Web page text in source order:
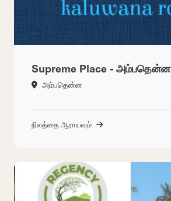
Supreme Place - அம்பதென்ன
அம்பதென்ன
நிலத்தை ஆராயவும்